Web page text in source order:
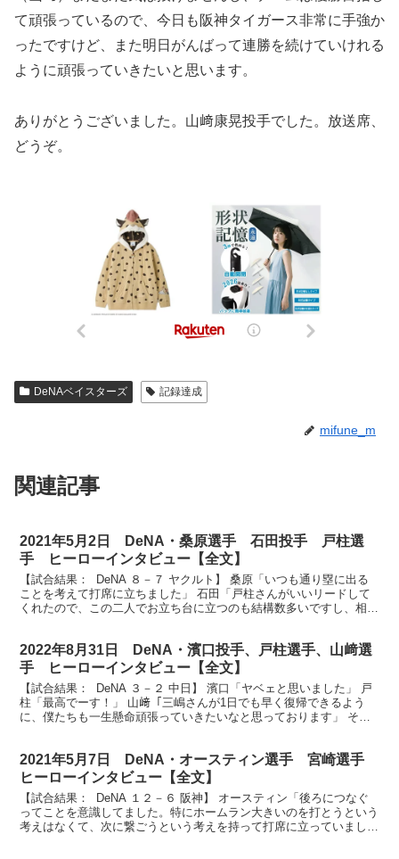
て頑張っているので、今日も阪神タイガース非常に手強か
ったですけど、また明日がんばって連勝を続けていけれる
ように頑張っていきたいと思います。
ありがとうございました。山﨑康晃投手でした。放送席、
どうぞ。
DeNAベイスターズ 記録達成
mifune_m
関連記事
2021年5月2日 DeNA・桑原選手 石田投手 戸柱選
手 ヒーローインタビュー【全文】
【試合結果： DeNA ８－７ ヤクルト】 桑原「いつも通り塁に出る
ことを考えて打席に立ちました」 石田「戸柱さんがいいリードして
くれたので、この二人でお立ち台に立つのも結構数多いですし、相性
2022年8月31日 DeNA・濱口投手、戸柱選手、山﨑選
手 ヒーローインタビュー【全文】
【試合結果： DeNA ３－２ 中日】 濱口「ヤベェと思いました」 戸
柱「最高でーす！」 山﨑「三嶋さんが1日でも早く復帰できるよう
に、僕たちも一生懸命頑張っていきたいなと思っております」 それ
2021年5月7日 DeNA・オースティン選手 宮崎選手
ヒーローインタビュー【全文】
【試合結果： DeNA １２－６ 阪神】 オースティン「後ろにつなぐ
ってことを意識してました。特にホームラン大きいのを打とうという
考えはなくて、次に繋ごうという考えを持って打席に立っていまし